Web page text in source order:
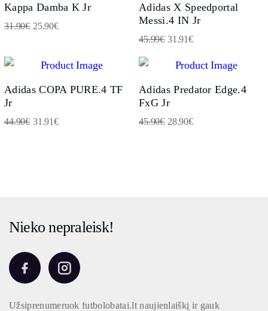
Kappa Damba K Jr
31.90€ 25.90€
Adidas X Speedportal
Messi.4 IN Jr
45.99€ 31.91€
Adidas COPA PURE.4 TF
Jr
44.90€ 31.91€
Adidas Predator Edge.4
FxG Jr
45.90€ 28.90€
Nieko nepraleisk!
Užsiprenumeruok futbolobatai.lt naujienlaiškį ir gauk